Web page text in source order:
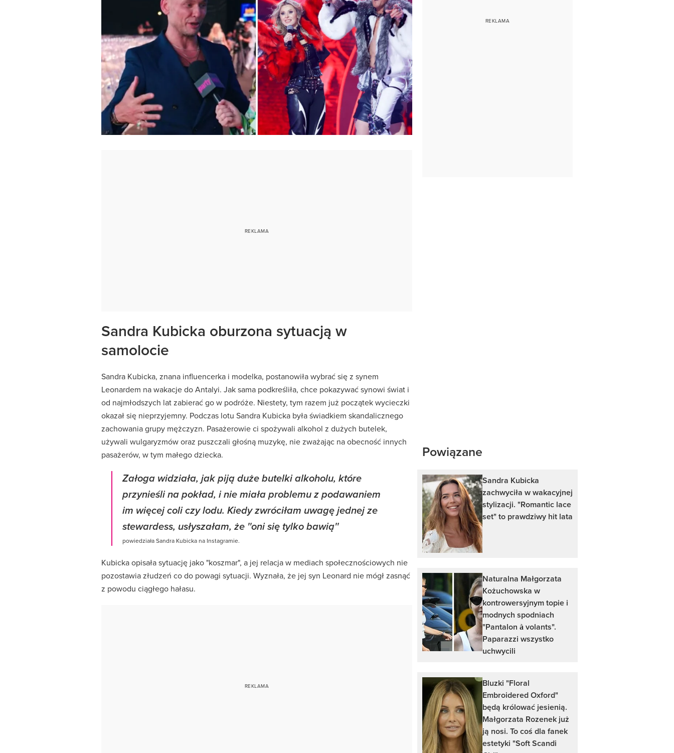
Sandra Kubicka oburzona sytuacją w
samolocie
Sandra Kubicka, znana influencerka i modelka, postanowiła wybrać się z synem
Leonardem na wakacje do Antalyi. Jak sama podkreśliła, chce pokazywać synowi świat i
od najmłodszych lat zabierać go w podróże. Niestety, tym razem już początek wycieczki
okazał się nieprzyjemny. Podczas lotu Sandra Kubicka była świadkiem skandalicznego
zachowania grupy mężczyzn. Pasażerowie ci spożywali alkohol z dużych butelek,
używali wulgaryzmów oraz puszczali głośną muzykę, nie zważając na obecność innych
pasażerów, w tym małego dziecka.
Załoga widziała, jak piją duże butelki alkoholu, które
przynieśli na pokład, i nie miała problemu z podawaniem
im więcej coli czy lodu. Kiedy zwróciłam uwagę jednej ze
stewardess, usłyszałam, że ''oni się tylko bawią''
powiedziała Sandra Kubicka na Instagramie.
Kubicka opisała sytuację jako "koszmar", a jej relacja w mediach społecznościowych nie
pozostawia złudzeń co do powagi sytuacji. Wyznała, że jej syn Leonard nie mógł zasnąć
z powodu ciągłego hałasu.
Powiązane
Sandra Kubicka
zachwyciła w wakacyjnej
stylizacji. "Romantic lace
set" to prawdziwy hit lata
Naturalna Małgorzata
Kożuchowska w
kontrowersyjnym topie i
modnych spodniach
"Pantalon à volants".
Paparazzi wszystko
uchwycili
Bluzki "Floral
Embroidered Oxford"
będą królować jesienią.
Małgorzata Rozenek już
ją nosi. To coś dla fanek
estetyki "Soft Scandi